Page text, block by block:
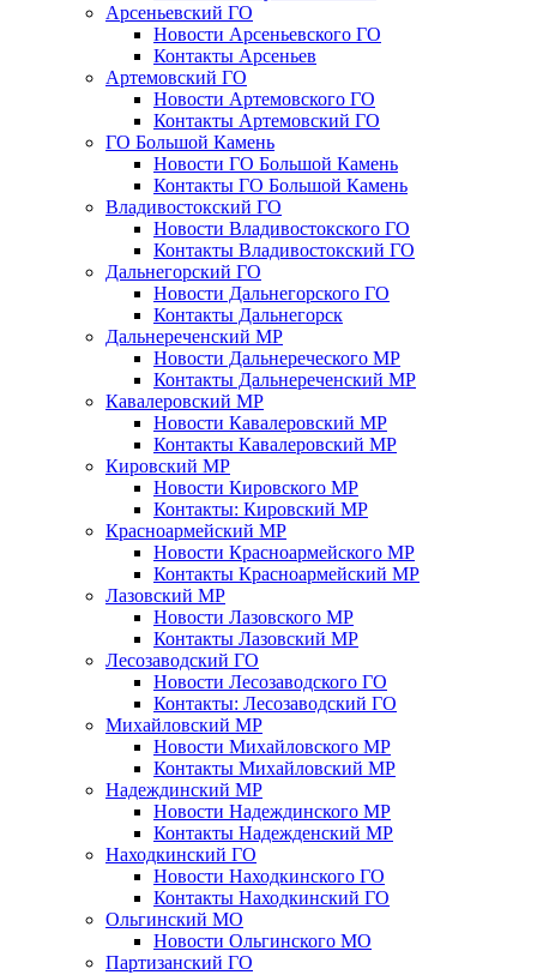
Арсеньевский ГО
Новости Арсеньевского ГО
Контакты Арсеньев
Артемовский ГО
Новости Артемовского ГО
Контакты Артемовский ГО
ГО Большой Камень
Новости ГО Большой Камень
Контакты ГО Большой Камень
Владивостокский ГО
Новости Владивостокского ГО
Контакты Владивостокский ГО
Дальнегорский ГО
Новости Дальнегорского ГО
Контакты Дальнегорск
Дальнереченский МР
Новости Дальнереческого МР
Контакты Дальнереченский МР
Кавалеровский МР
Новости Кавалеровский МР
Контакты Кавалеровский МР
Кировский МР
Новости Кировского МР
Контакты: Кировский МР
Красноармейский МР
Новости Красноармейского МР
Контакты Красноармейский МР
Лазовский МР
Новости Лазовского МР
Контакты Лазовский МР
Лесозаводский ГО
Новости Лесозаводского ГО
Контакты: Лесозаводский ГО
Михайловский МР
Новости Михайловского МР
Контакты Михайловский МР
Надеждинский МР
Новости Надеждинского МР
Контакты Надежденский МР
Находкинский ГО
Новости Находкинского ГО
Контакты Находкинский ГО
Ольгинский МО
Новости Ольгинского МО
Партизанский ГО